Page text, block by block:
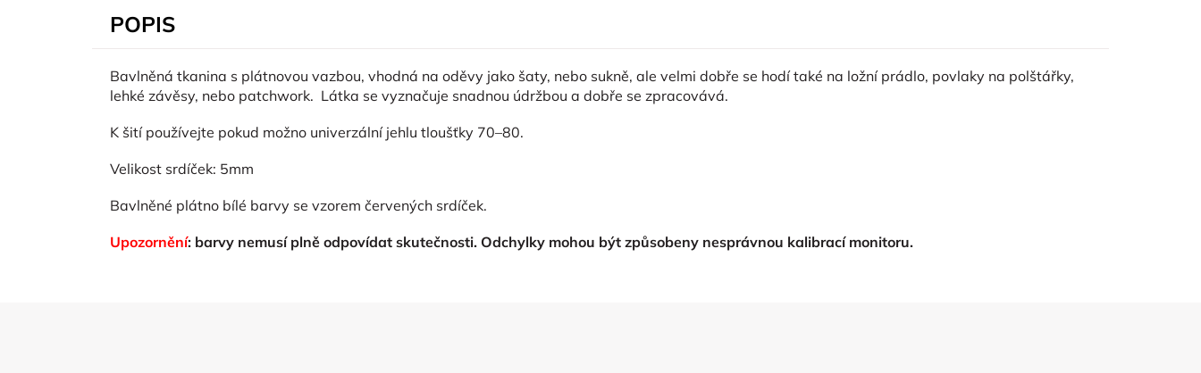
POPIS
Bavlněná tkanina s plátnovou vazbou, vhodná na oděvy jako šaty, nebo sukně, ale velmi dobře se hodí také na ložní prádlo, povlaky na polštářky,
lehké závěsy, nebo patchwork. Látka se vyznačuje snadnou údržbou a dobře se zpracovává.
K šití používejte pokud možno univerzální jehlu tloušťky 70–80.
Velikost srdíček: 5mm
Bavlněné plátno bílé barvy se vzorem červených srdíček.
Upozornění: barvy nemusí plně odpovídat skutečnosti. Odchylky mohou být způsobeny nesprávnou kalibrací monitoru.